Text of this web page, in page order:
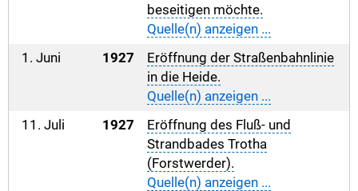
beseitigen möchte.
Quelle(n) anzeigen ...
1. Juni
1927
Eröffnung der Straßenbahnlinie
in die Heide.
Quelle(n) anzeigen ...
11. Juli
1927
Eröffnung des Fluß- und
Strandbades Trotha
(Forstwerder).
Quelle(n) anzeigen ...